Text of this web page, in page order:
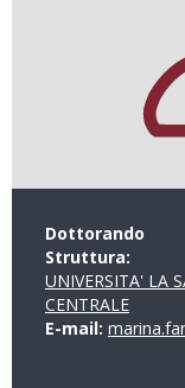
Dottorando
Struttura:
UNIVERSITA' LA
CENTRALE
E-mail: